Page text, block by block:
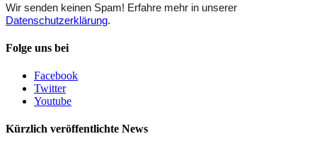
Wir senden keinen Spam! Erfahre mehr in unserer
Datenschutzerklärung.
Folge uns bei
Facebook
Twitter
Youtube
Kürzlich veröffentlichte News